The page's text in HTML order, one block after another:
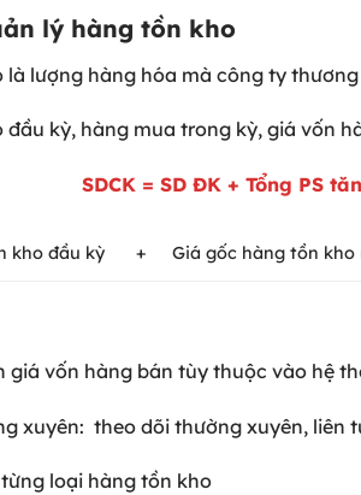
lý hàng tồn kho
là lượng hàng hóa mà công ty
đầu kỳ, hàng mua trong kỳ, giá vốn
SDCK = SD ĐK + Tổng PS
kho đầu kỳ + Giá gốc hàng tồn
giá vốn hàng bán tùy thuộc vào hệ
xuyên: theo dõi thường xuyên, liên
loại hàng tồn kho